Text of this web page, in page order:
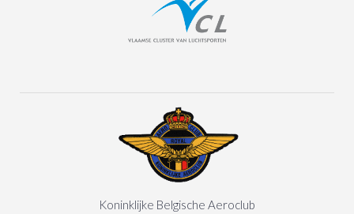
Koninklijke Belgische Aeroclub